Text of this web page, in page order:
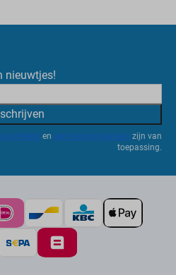
nieuwtjes!
en servicevoorwaarden zijn van
toepassing.